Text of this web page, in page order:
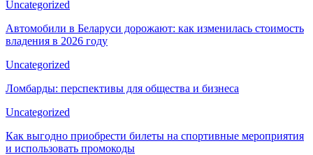
Uncategorized
Автомобили в Беларуси дорожают: как изменилась стоимость
владения в 2026 году
Uncategorized
Ломбарды: перспективы для общества и бизнеса
Uncategorized
Как выгодно приобрести билеты на спортивные мероприятия
и использовать промокоды